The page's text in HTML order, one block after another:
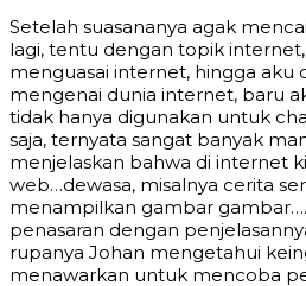
Setelah suasananya agak
lagi, tentu dengan topik
menguasai internet, hingga aku
mengenai dunia internet, baru
tidak hanya digunakan untuk
saja, ternyata sangat banyak
menjelaskan bahwa di internet
web…dewasa, misalnya cerita
menampilkan gambar
penasaran dengan
rupanya Johan mengetahui
menawarkan untuk mencoba